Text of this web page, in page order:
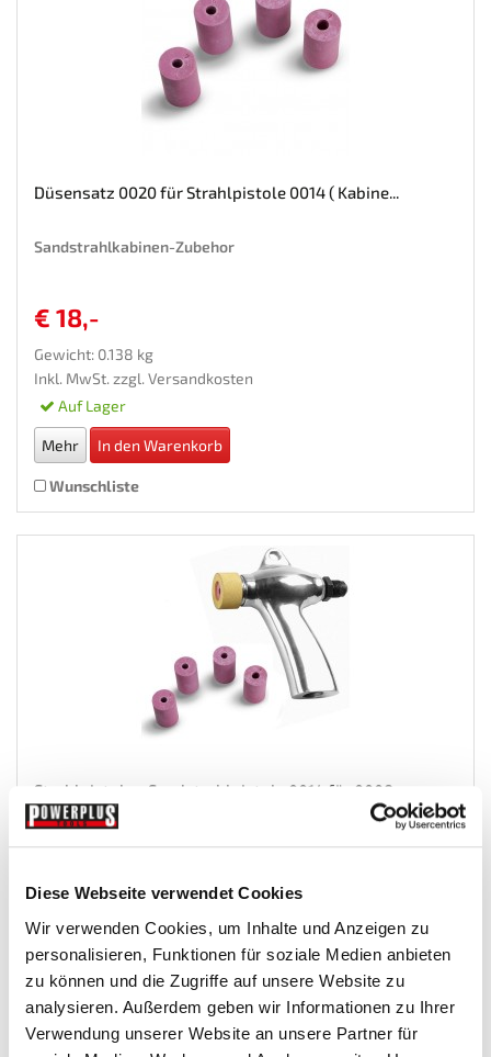
Diese Webseite verwendet Cookies
Wir verwenden Cookies, um Inhalte und Anzeigen zu
personalisieren, Funktionen für soziale Medien anbieten
zu können und die Zugriffe auf unsere Website zu
analysieren. Außerdem geben wir Informationen zu Ihrer
Verwendung unserer Website an unsere Partner für
Düsensatz 0020 für Strahlpistole 0014 ( Kabine...
Sandstrahlkabinen-Zubehor
€ 18,-
Gewicht: 0.138 kg
Inkl. MwSt. zzgl. Versandkosten
Auf Lager
Mehr In den Warenkorb
Wunschliste
Strahlpistole - Sandstrahlpistole 0014 für 0008...
Sandstrahlkabinen-Zubehor
€ 49,-
Gewicht: 0.42 kg
Inkl. MwSt. zzgl.Versandkosten
Auf Lager
Mehr In den Warenkorb